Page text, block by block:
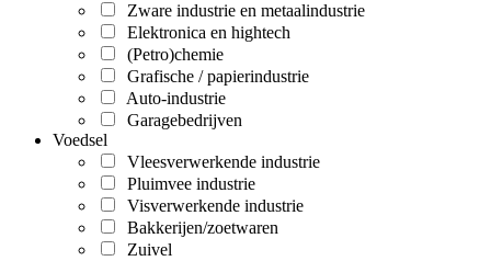
Zware industrie en metaalindustrie
Elektronica en hightech
(Petro)chemie
Grafische / papierindustrie
Auto-industrie
Garagebedrijven
Voedsel
Vleesverwerkende industrie
Pluimvee industrie
Visverwerkende industrie
Bakkerijen/zoetwaren
Zuivel